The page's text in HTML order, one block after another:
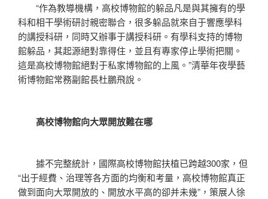
“作為教導機構，高校博物館的躲品凡是與其擁有的學
科和相干學術研討親密聯合，很多躲品就來自于響應學科
的講授科研，同時又辦事于講授科研。有學科支持的博物
館躲品，其起源絕對靠得住，並且有專家停止學術把關。
這是高校博物館絕對于私家博物館的上風。”清華年夜學藝
術博物館常務副館長杜鵬飛說。
高校博物館向大眾開放難在哪
據不完整統計，國際高校博物館扶植已跨越300家，但
“出于經費、治理等各方面的均衡和考量，高校博物館真正
做到面向大眾開放的、開放水平高的卻并未幾”，策展人徐